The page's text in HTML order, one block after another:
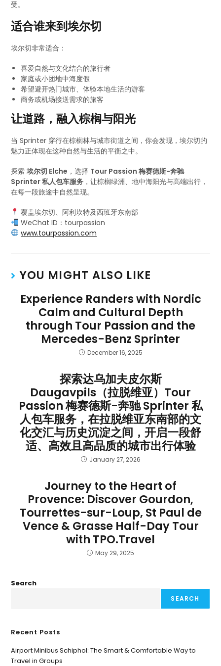
受。
适合谁来到埃尔切
埃尔切非常适合：
喜爱自然与文化结合的旅行者
家庭或小团地中海度假
希望避开热门城市、体验本地生活的游客
商务或机场接送需求的旅客
让道路，融入棕榈与阳光
当 Sprinter 穿行在棕榈林与城市街道之间，你会发现，埃尔切的
魅力正体现在这种自然与生活的平衡之中。
探索埃尔切 Elche ，选择 Tour Passion 梅赛德斯-奔驰
Sprinter 私人包车服务 ，让棕榈绿洲、地中海阳光与高端出行，
在每一段旅途中自然呈现。
覆盖埃尔切、阿利坎特及西班牙东南部
WeChat ID：tourpassion
www.tourpassion.com
YOU MIGHT ALSO LIKE
Experience Randers with Nordic
Calm and Cultural Depth
through Tour Passion and the
Mercedes-Benz Sprinter
December 16, 2025
探索达乌加夫皮尔斯
Daugavpils（拉脱维亚）Tour
Passion 梅赛德斯-奔驰 Sprinter 私
人包车服务，在拉脱维亚东南部的文
化交汇与历史沉淀之间，开启一段舒
适、高效且高品质的城市出行体验
January 27, 2026
Journey to the Heart of
Provence: Discover Gourdon,
Tourrettes-sur-Loup, St Paul de
Vence & Grasse Half-Day Tour
with TPO.Travel
May 29, 2025
Search
SEARCH
Recent Posts
Airport Minibus Schiphol: The Smart & Comfortable Way to
Travel in Groups